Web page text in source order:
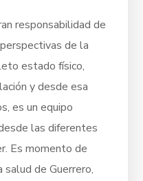
responsabilidad de
de la
estado físico,
y desde esa
es un equipo
las diferentes
Es momento de
de Guerrero,